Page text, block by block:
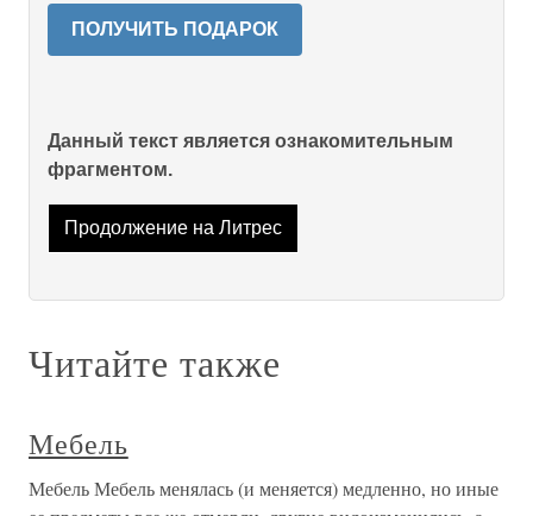
ПОЛУЧИТЬ ПОДАРОК
Данный текст является ознакомительным
фрагментом.
Продолжение на Литрес
Читайте также
Мебель
Мебель Мебель менялась (и меняется) медленно, но иные